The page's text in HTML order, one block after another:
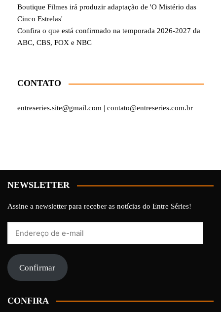
Boutique Filmes irá produzir adaptação de 'O Mistério das
Cinco Estrelas'
Confira o que está confirmado na temporada 2026-2027 da
ABC, CBS, FOX e NBC
CONTATO
entreseries.site@gmail.com | contato@entreseries.com.br
NEWSLETTER
Assine a newsletter para receber as notícias do Entre Séries!
mail Confirmar
CONFIRA